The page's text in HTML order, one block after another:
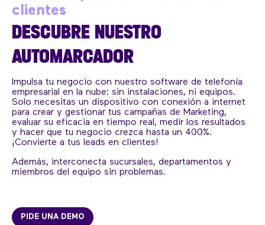
clientes
DESCUBRE NUESTRO
AUTOMARCADOR
Impulsa tu negocio con nuestro software de telefonía
empresarial en la nube: sin instalaciones, ni equipos.
Solo necesitas un dispositivo con conexión a internet
para crear y gestionar tus campañas de Marketing,
evaluar su eficacia en tiempo real, medir los resultados
y hacer que tu negocio crezca hasta un 400%.
¡Convierte a tus leads en clientes!
Además, interconecta sucursales, departamentos y
miembros del equipo sin problemas.
PIDE UNA DEMO